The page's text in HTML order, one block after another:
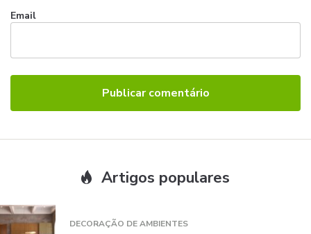
Email
Artigos populares
DECORAÇÃO DE AMBIENTES